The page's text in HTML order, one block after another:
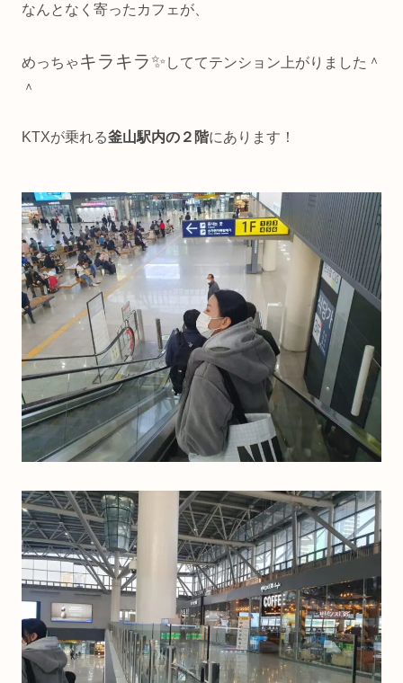
なんとなく寄ったカフェが、
めっちゃ キラキラ✨しててテンション上がりました＾
＾
KTXが乗れる釜山駅内の２階にあります！